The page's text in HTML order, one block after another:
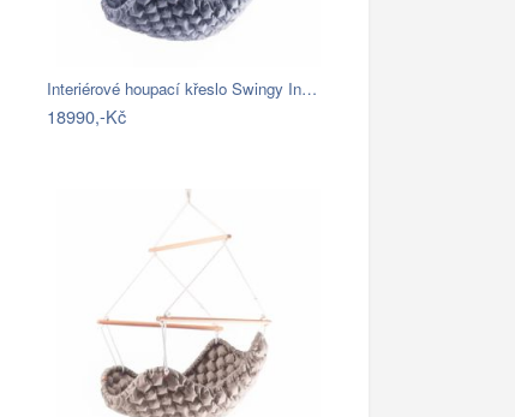
Interiérové houpací křeslo Swingy In…
18990,-Kč